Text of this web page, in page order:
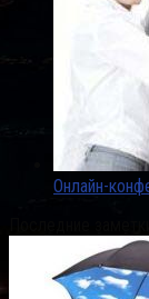
Онлайн-